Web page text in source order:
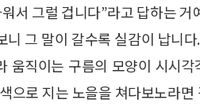
서 그럴 겁니다”라고 답하는 거
그 말이 갈수록 실감이 납니
움직이는 구름의 모양이 시시
로 지는 노을을 쳐다보노라면